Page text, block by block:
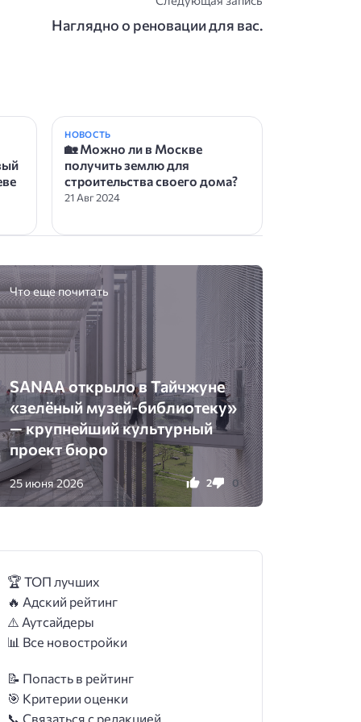
Наглядно о реновации для вас.
НОВОСТЬ
🏡 Можно ли в Москве
получить землю для
строительства своего дома?
21 Авг 2024
Что еще почитать
SANAA открыло в Тайчжуне
«зелёный музей-библиотеку»
— крупнейший культурный
проект бюро
25 июня 2026 2 0
🏆 ТОП лучших
🔥 Адский рейтинг
⚠️ Аутсайдеры
📊 Все новостройки
📝 Попасть в рейтинг
🎯 Критерии оценки
📞 Связаться с редакцией